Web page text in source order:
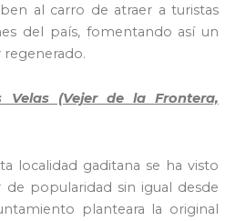
al carro de atraer a turistas
del país, fomentando así un
Velas (Vejer de la Frontera,
localidad gaditana se ha visto
popularidad sin igual desde
planteara la original